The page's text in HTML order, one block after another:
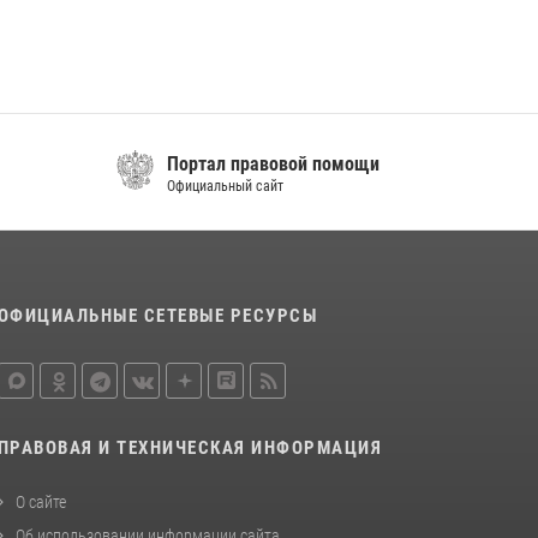
В Кабардино-Балкарии росгвардейцы
организовали памятную встречу,
посвященную генералу армии Ивану
Портал правовой помощи
Официальный сайт
СЕТЕВЫЕ РЕСУРСЫ
ПРАВОВАЯ И ТЕХНИЧЕСКАЯ ИНФОРМАЦИЯ
О сайте